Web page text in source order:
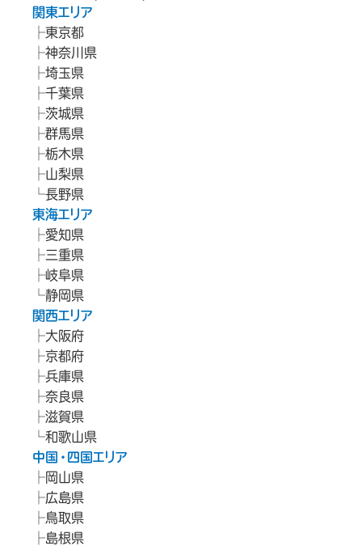
関東エリア
東京都
神奈川県
埼玉県
千葉県
茨城県
群馬県
栃木県
山梨県
長野県
東海エリア
愛知県
三重県
岐阜県
静岡県
関西エリア
大阪府
京都府
兵庫県
奈良県
滋賀県
和歌山県
中国・四国エリア
岡山県
広島県
鳥取県
島根県